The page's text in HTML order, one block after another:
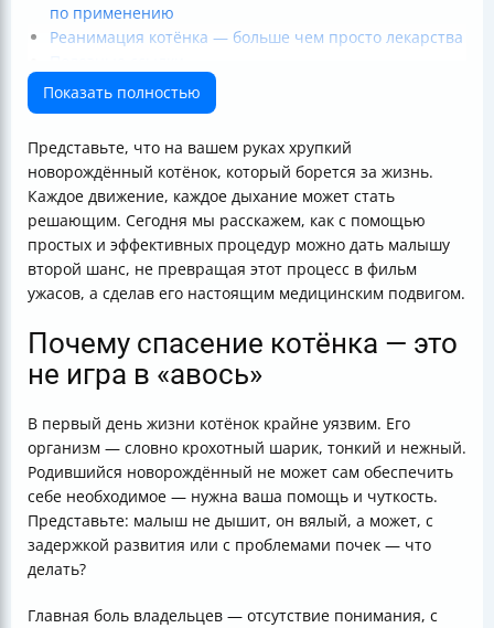
по применению
Реанимация котёнка — больше чем просто лекарства
Показать полностью
Представьте, что на вашем руках хрупкий
новорождённый котёнок, который борется за жизнь.
Каждое движение, каждое дыхание может стать
решающим. Сегодня мы расскажем, как с помощью
простых и эффективных процедур можно дать малышу
второй шанс, не превращая этот процесс в фильм
ужасов, а сделав его настоящим медицинским подвигом.
Почему спасение котёнка — это
не игра в «авось»
В первый день жизни котёнок крайне уязвим. Его
организм — словно крохотный шарик, тонкий и нежный.
Родившийся новорождённый не может сам обеспечить
себе необходимое — нужна ваша помощь и чуткость.
Представьте: малыш не дышит, он вялый, а может, с
задержкой развития или с проблемами почек — что
делать?
Главная боль владельцев — отсутствие понимания, с